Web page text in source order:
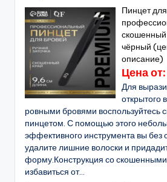
Пинцет
чёрный
описание)
Цена
Для
открытого
ровными бровями воспользуйтесь
пинцетом. С помощью этого
эффективного инструмента вы без
удалите лишние волоски и
форму.Конструкция со
избавиться от...